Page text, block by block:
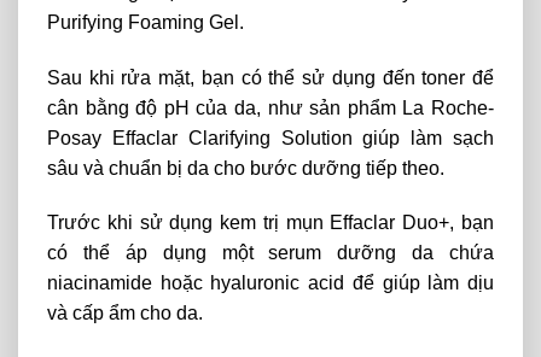
Purifying Foaming Gel.
Sau khi rửa mặt, bạn có thể sử dụng đến toner để
cân bằng độ pH của da, như sản phẩm La Roche-
Posay Effaclar Clarifying Solution giúp làm sạch
sâu và chuẩn bị da cho bước dưỡng tiếp theo.
Trước khi sử dụng kem trị mụn Effaclar Duo+, bạn
có thể áp dụng một serum dưỡng da chứa
niacinamide hoặc hyaluronic acid để giúp làm dịu
và cấp ẩm cho da.